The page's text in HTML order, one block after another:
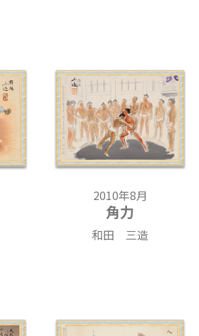
2010年8月
角力
和田 三造